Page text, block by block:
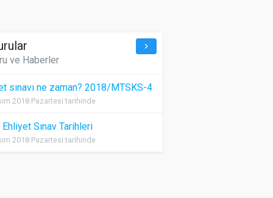
ve Haberler
keyboard_arrow_right
sınavı ne zaman? 2018/MTSKS-4
2018 Pazartesi tarihinde
Sınav Tarihleri
2018 Pazartesi tarihinde